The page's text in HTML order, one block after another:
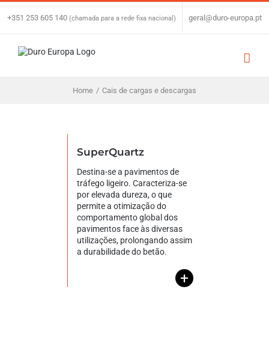
Skip
+351 253 605 140 (chamada para a rede fixa nacional) geral@duro-europa.pt
Home / Cais de cargas e descargas
SuperQuartz
Destina-se a pavimentos de
tráfego ligeiro. Caracteriza-se
por elevada dureza, o que
permite a otimização do
comportamento global dos
pavimentos face às diversas
utilizações, prolongando assim
a durabilidade do betão.
+